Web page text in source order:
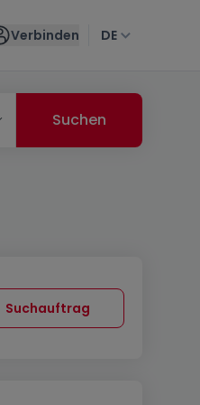
Verbinden DE
Suchauftrag